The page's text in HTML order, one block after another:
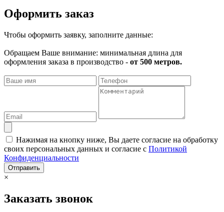
Оформить заказ
Чтобы оформить заявку, заполните данные:
Обращаем Ваше внимание: минимальная длина для
оформления заказа в производство - от 500 метров.
Нажимая на кнопку ниже, Вы даете согласие на обработку
своих персональных данных и согласие с Политикой
Конфиденциальности
Отправить
×
Заказать звонок